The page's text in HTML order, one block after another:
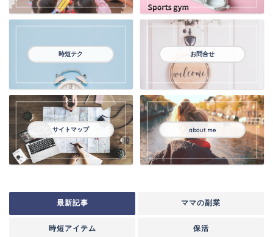
時短テク お問合せ
サイトマップ about me
最新記事 ママの副業
時短アイテム 保活